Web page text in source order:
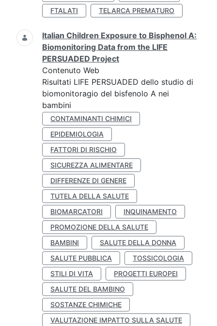
FTALATI
TELARCA PREMATURO
Italian Children Exposure to Bisphenol A:
Biomonitoring Data from the LIFE
PERSUADED Project
Contenuto Web
Risultati LIFE PERSUADED dello studio di
biomonitoragio del bisfenolo A nei
bambini
CONTAMINANTI CHIMICI
EPIDEMIOLOGIA
FATTORI DI RISCHIO
SICUREZZA ALIMENTARE
DIFFERENZE DI GENERE
TUTELA DELLA SALUTE
BIOMARCATORI
INQUINAMENTO
PROMOZIONE DELLA SALUTE
BAMBINI
SALUTE DELLA DONNA
SALUTE PUBBLICA
TOSSICOLOGIA
STILI DI VITA
PROGETTI EUROPEI
SALUTE DEL BAMBINO
SOSTANZE CHIMICHE
VALUTAZIONE IMPATTO SULLA SALUTE